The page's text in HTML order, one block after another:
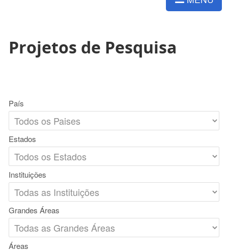
Projetos de Pesquisa
País
Estados
Instituições
Grandes Áreas
Áreas